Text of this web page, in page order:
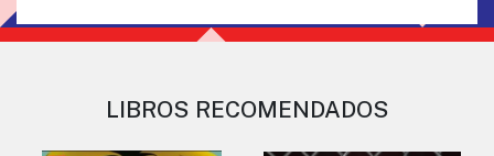
LIBROS RECOMENDADOS